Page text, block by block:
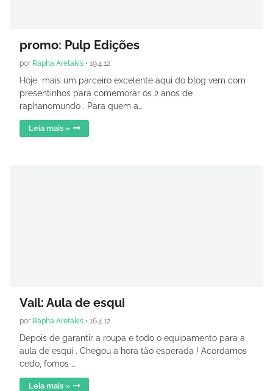
promo: Pulp Edições
por Rapha Aretakis • 19.4.12
Hoje mais um parceiro excelente aqui do blog vem com
presentinhos para comemorar os 2 anos de
raphanomundo . Para quem a…
Leia mais »
Vail: Aula de esqui
por Rapha Aretakis • 16.4.12
Depois de garantir a roupa e todo o equipamento para a
aula de esqui . Chegou a hora tão esperada ! Acordamos
cedo, fomos …
Leia mais »